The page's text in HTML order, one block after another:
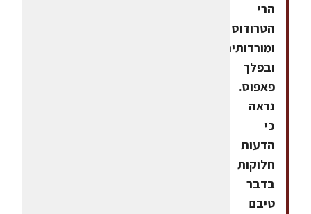
הרי
הטרודוס
ומורדותיהם,
ובפלך
פאפוס.
נראה
כי
הדעות
חלוקות
בדבר
טיבם